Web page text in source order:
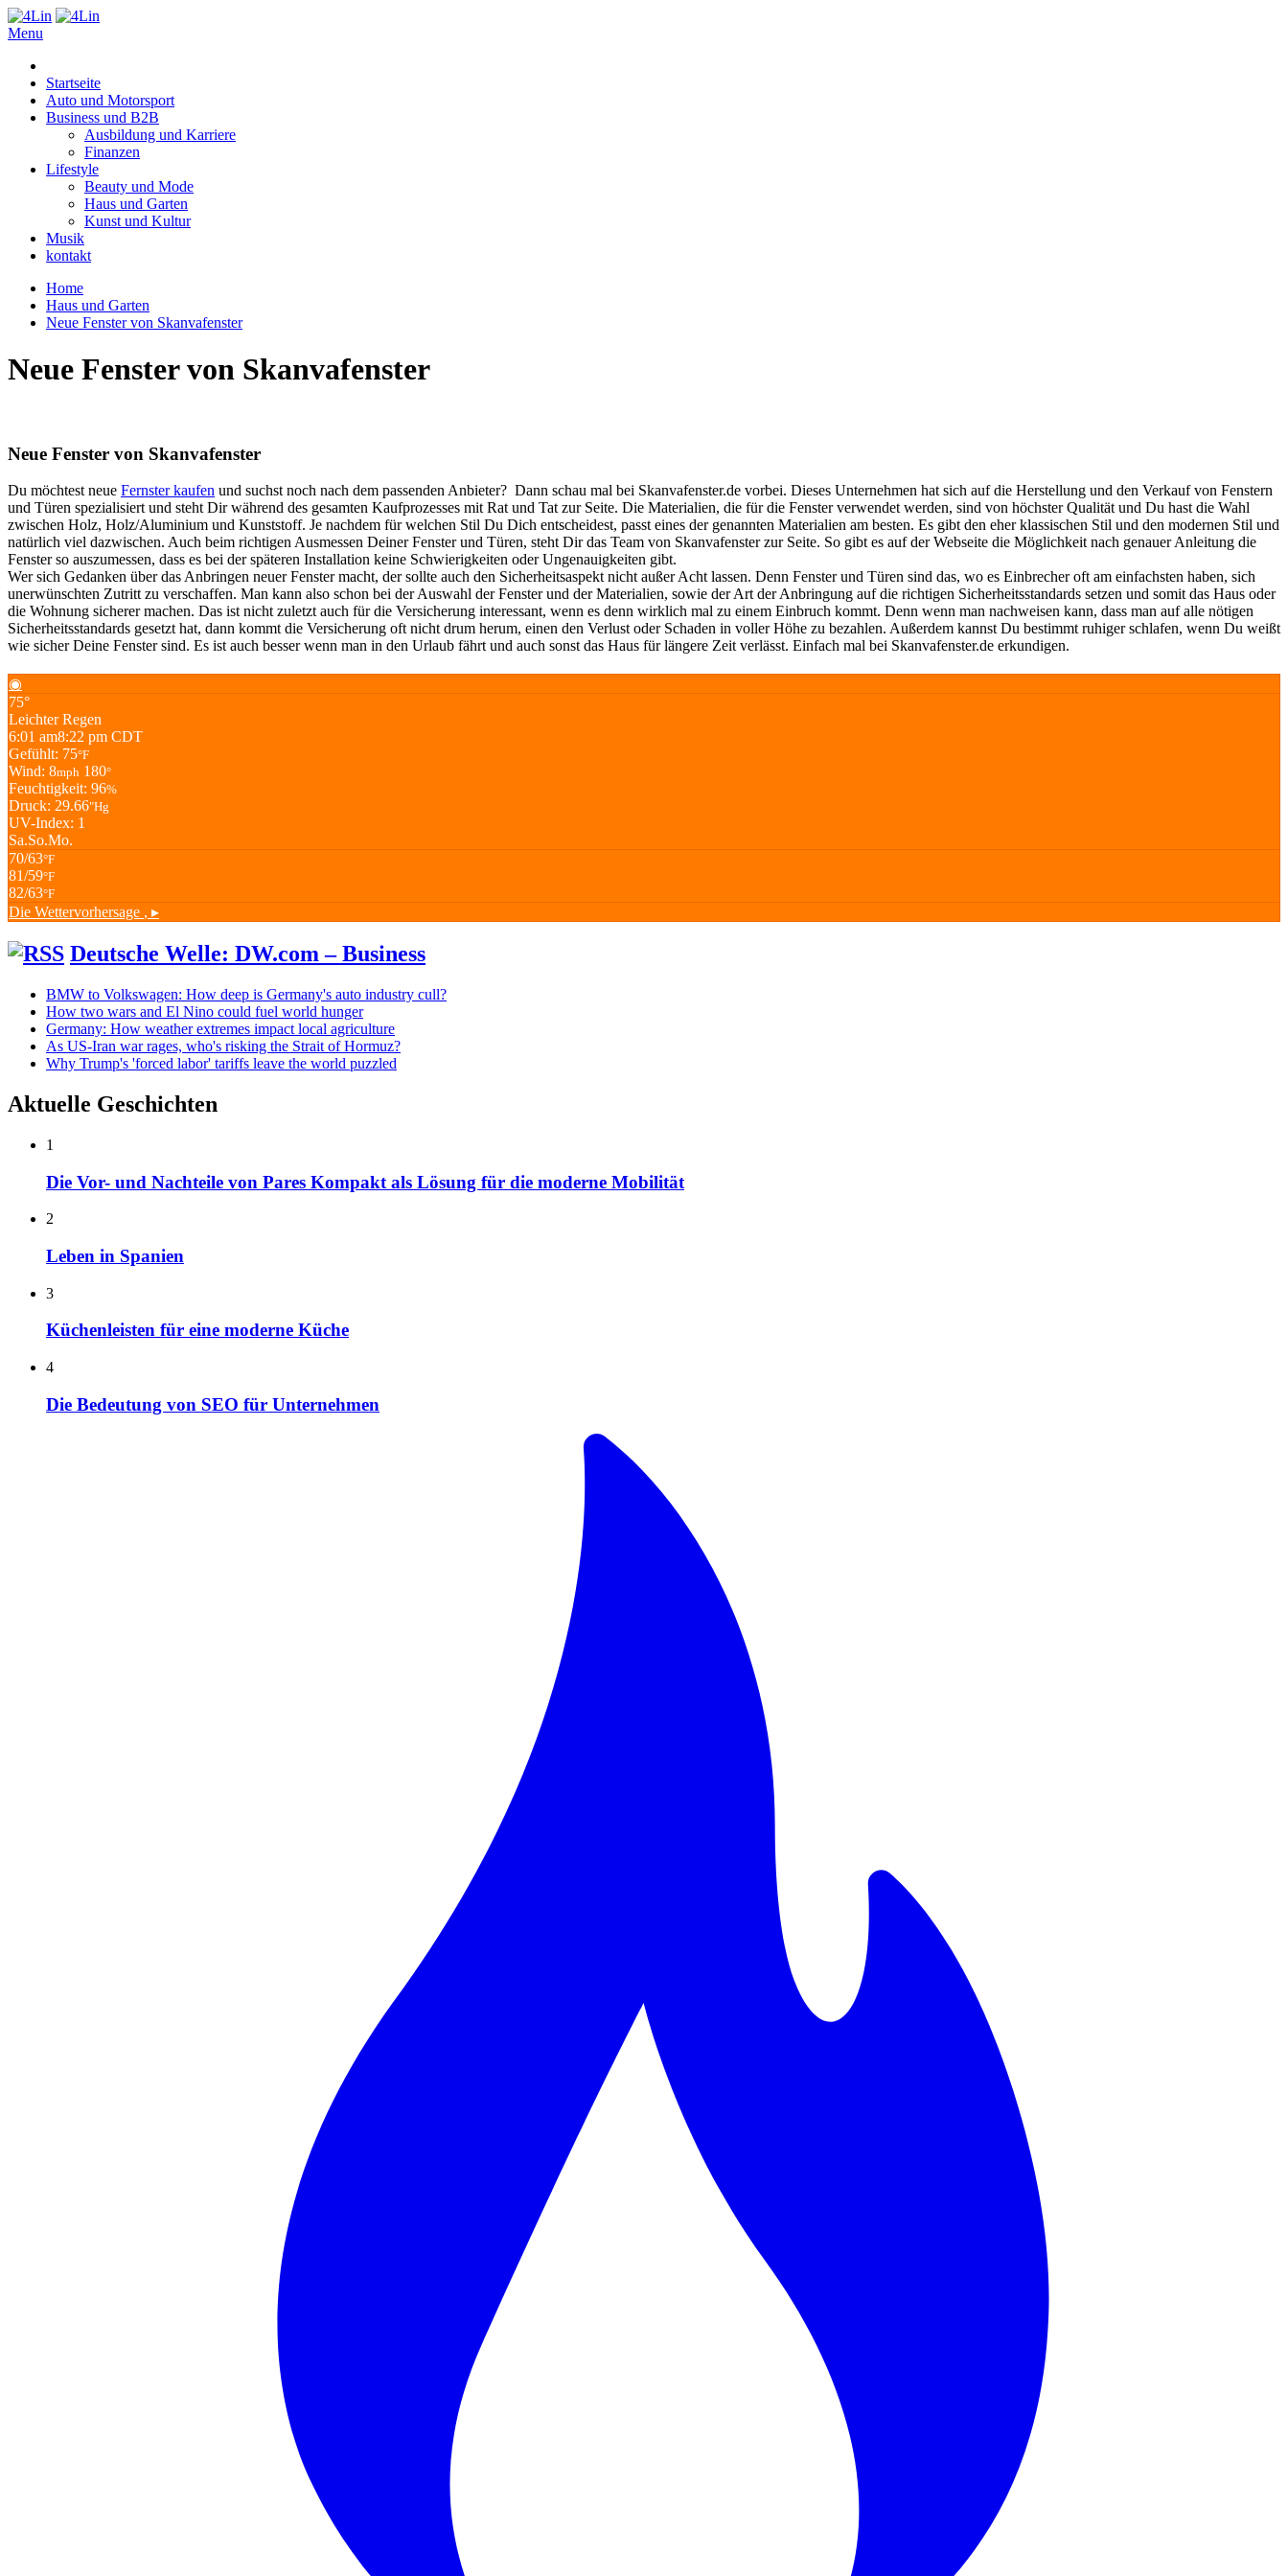
Skip
to
Menu
Startseite
Auto und Motorsport
Business und B2B
Ausbildung und Karriere
Finanzen
Lifestyle
Beauty und Mode
Haus und Garten
Kunst und Kultur
Musik
kontakt
Home
Haus und Garten
Neue Fenster von Skanvafenster
Neue Fenster von Skanvafenster
Neue Fenster von Skanvafenster
Du möchtest neue Fernster kaufen und suchst noch nach dem passenden Anbieter? Dann schau mal bei Skanvafenster.de vorbei. Dieses Unternehmen hat sich auf die Herstellung und den Verkauf von Fenstern
und Türen spezialisiert und steht Dir während des gesamten Kaufprozesses mit Rat und Tat zur Seite. Die Materialien, die für die Fenster verwendet werden, sind von höchster Qualität und Du hast die Wahl
zwischen Holz, Holz/Aluminium und Kunststoff. Je nachdem für welchen Stil Du Dich entscheidest, passt eines der genannten Materialien am besten. Es gibt den eher klassischen Stil und den modernen Stil und
natürlich viel dazwischen. Auch beim richtigen Ausmessen Deiner Fenster und Türen, steht Dir das Team von Skanvafenster zur Seite. So gibt es auf der Webseite die Möglichkeit nach genauer Anleitung die
Fenster so auszumessen, dass es bei der späteren Installation keine Schwierigkeiten oder Ungenauigkeiten gibt.
Wer sich Gedanken über das Anbringen neuer Fenster macht, der sollte auch den Sicherheitsaspekt nicht außer Acht lassen. Denn Fenster und Türen sind das, wo es Einbrecher oft am einfachsten haben, sich
unerwünschten Zutritt zu verschaffen. Man kann also schon bei der Auswahl der Fenster und der Materialien, sowie der Art der Anbringung auf die richtigen Sicherheitsstandards setzen und somit das Haus oder
die Wohnung sicherer machen. Das ist nicht zuletzt auch für die Versicherung interessant, wenn es denn wirklich mal zu einem Einbruch kommt. Denn wenn man nachweisen kann, dass man auf alle nötigen
Sicherheitsstandards gesetzt hat, dann kommt die Versicherung oft nicht drum herum, einen den Verlust oder Schaden in voller Höhe zu bezahlen. Außerdem kannst Du bestimmt ruhiger schlafen, wenn Du weißt
wie sicher Deine Fenster sind. Es ist auch besser wenn man in den Urlaub fährt und auch sonst das Haus für längere Zeit verlässt. Einfach mal bei Skanvafenster.de erkundigen.
◉
75°
Leichter Regen
6:01 am8:22 pm CDT
Gefühlt: 75°F
Wind: 8mph 180°
Feuchtigkeit: 96%
Druck: 29.66"Hg
UV-Index: 1
Sa.So.Mo.
70/63°F
81/59°F
82/63°F
Die Wettervorhersage , ▸
Deutsche Welle: DW.com – Business
BMW to Volkswagen: How deep is Germany's auto industry cull?
How two wars and El Nino could fuel world hunger
Germany: How weather extremes impact local agriculture
As US-Iran war rages, who's risking the Strait of Hormuz?
Why Trump's 'forced labor' tariffs leave the world puzzled
Aktuelle Geschichten
1
Die Vor- und Nachteile von Pares Kompakt als Lösung für die moderne Mobilität
2
Leben in Spanien
3
Küchenleisten für eine moderne Küche
4
Die Bedeutung von SEO für Unternehmen